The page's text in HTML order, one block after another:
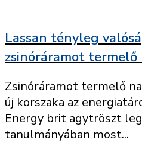
Lassan tényleg
zsinóráramot termelő
Zsinóráramot termelő
új korszaka az
Energy brit agytröszt
tanulmányában most...